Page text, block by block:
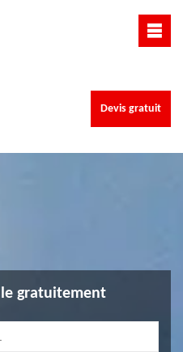
Devis gratuit
gratuitement